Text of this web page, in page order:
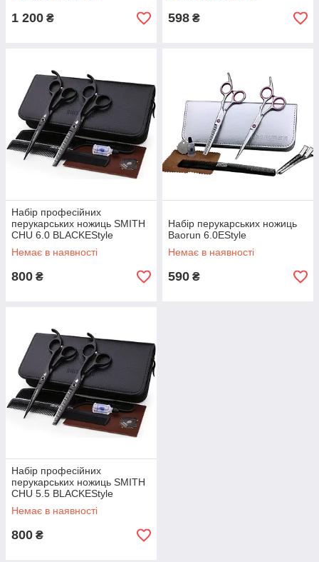
1 200 ₴ 598 ₴
Набір професійних
перукарських ножиць SMITH
CHU 6.0 BLACKEStyle
Немає в наявності
800 ₴
Набір перукарських ножиць
Baorun 6.0EStyle
Немає в наявності
590 ₴
Набір професійних
перукарських ножиць SMITH
CHU 5.5 BLACKEStyle
Немає в наявності
800 ₴